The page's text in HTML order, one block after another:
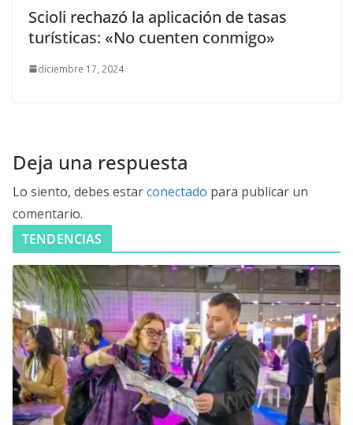
Scioli rechazó la aplicación de tasas
turísticas: «No cuenten conmigo»
diciembre 17, 2024
Deja una respuesta
Lo siento, debes estarconectado para publicar un
comentario.
TENDENCIAS